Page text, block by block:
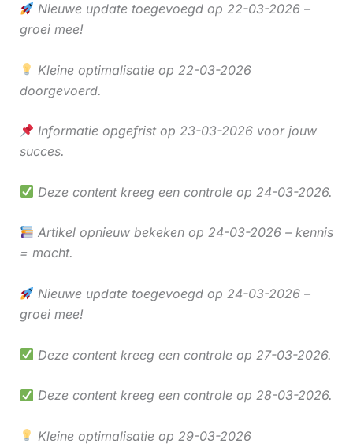
Nieuwe update toegevoegd op 22-03-2026 –
groei mee!
Kleine optimalisatie op 22-03-2026
doorgevoerd.
Informatie opgefrist op 23-03-2026 voor jouw
succes.
Deze content kreeg een controle op 24-03-2026.
Artikel opnieuw bekeken op 24-03-2026 – kennis
= macht.
Nieuwe update toegevoegd op 24-03-2026 –
groei mee!
Deze content kreeg een controle op 27-03-2026.
Deze content kreeg een controle op 28-03-2026.
Kleine optimalisatie op 29-03-2026